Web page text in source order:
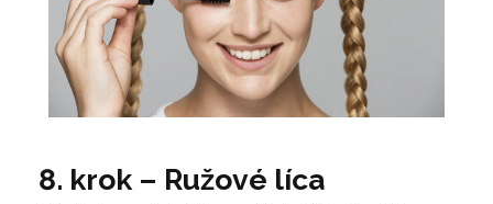
8. krok – Ružové líca